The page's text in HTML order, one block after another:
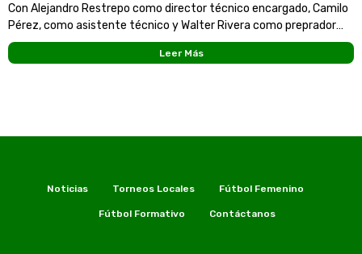
Con Alejandro Restrepo como director técnico encargado, Camilo
Pérez, como asistente técnico y Walter Rivera como preprador
físico, Atlético tratará de salvar el año en
Leer Más
Noticias Torneos Locales Fútbol Femenino
Fútbol Formativo Contáctanos